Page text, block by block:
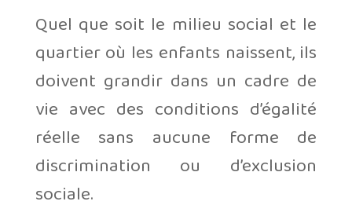
Quel que soit le milieu social et le
quartier où les enfants naissent, ils
doivent grandir dans un cadre de
vie avec des conditions d’égalité
réelle sans aucune forme de
discrimination ou d’exclusion
sociale.